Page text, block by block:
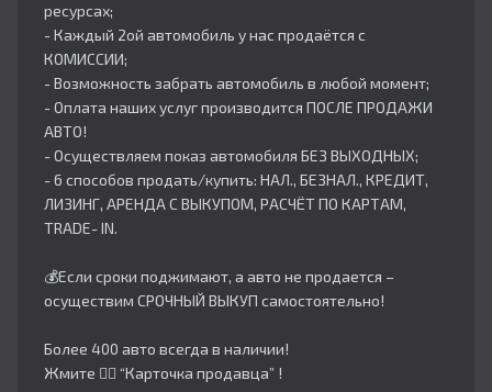
ресурсах;
- Каждый 2ой автомобиль у нас продаётся с
КОМИССИИ;
- Возможность забрать автомобиль в любой момент;
- Оплата наших услуг производится ПОСЛЕ ПРОДАЖИ
АВТО!
- Осуществляем показ автомобиля БЕЗ ВЫХОДНЫХ;
- 6 способов продать/купить: НАЛ., БЕЗНАЛ., КРЕДИТ,
ЛИЗИНГ, АРЕНДА С ВЫКУПОМ, РАСЧЁТ ПО КАРТАМ,
TRADE- IN.
💰Если сроки поджимают, а авто не продается –
осуществим СРОЧНЫЙ ВЫКУП самостоятельно!
Более 400 авто всегда в наличии!
Жмите 👇🏻 “Карточка продавца” !